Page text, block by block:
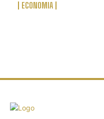
ECONOMIA